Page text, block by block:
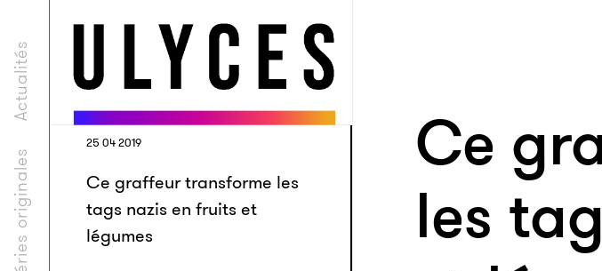
Séries originales
Actualités
25 04 2019
Ce graffeur transforme les
tags nazis en fruits et
légumes
Ce
les